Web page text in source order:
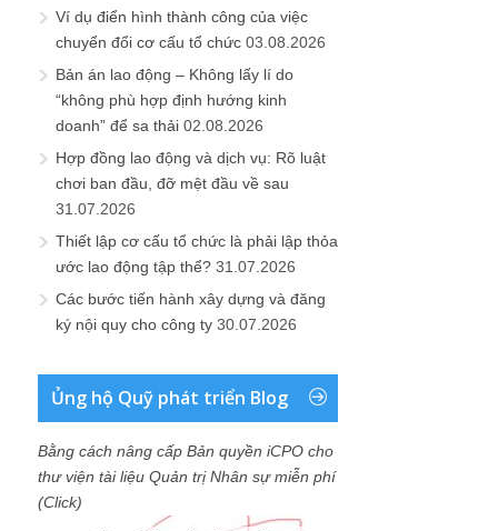
Ví dụ điển hình thành công của việc
chuyển đổi cơ cấu tổ chức 03.08.2026
Bản án lao động – Không lấy lí do
“không phù hợp định hướng kinh
doanh” để sa thải 02.08.2026
Hợp đồng lao động và dịch vụ: Rõ luật
chơi ban đầu, đỡ mệt đầu về sau
31.07.2026
Thiết lập cơ cấu tổ chức là phải lập thỏa
ước lao động tập thể? 31.07.2026
Các bước tiến hành xây dựng và đăng
ký nội quy cho công ty 30.07.2026
Ủng hộ Quỹ phát triển Blog
Bằng cách nâng cấp Bản quyền iCPO cho
thư viện tài liệu Quản trị Nhân sự miễn phí
(Click)